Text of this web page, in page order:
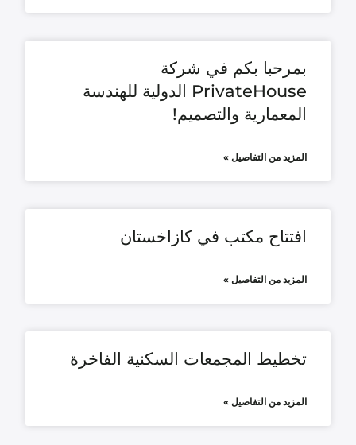
بمرحبا بكم في شركة
PrivateHouse الدولية للهندسة
المعمارية والتصميم!
المزيد من التفاصيل »
افتتاح مكتب في كازاخستان
المزيد من التفاصيل »
تخطيط المجمعات السكنية الفاخرة
المزيد من التفاصيل »